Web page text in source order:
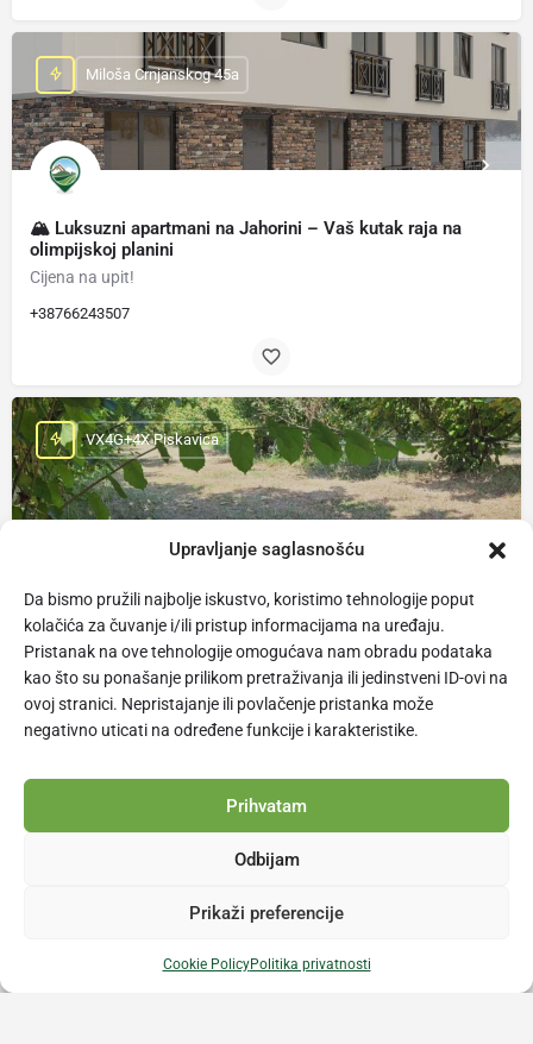
Upravljanje saglasnošću
Da bismo pružili najbolje iskustvo, koristimo tehnologije poput
kolačića za čuvanje i/ili pristup informacijama na uređaju.
Pristanak na ove tehnologije omogućava nam obradu podataka
kao što su ponašanje prilikom pretraživanja ili jedinstveni ID-ovi na
ovoj stranici. Nepristajanje ili povlačenje pristanka može
negativno uticati na određene funkcije i karakteristike.
Prihvatam
Odbijam
Prikaži preferencije
Cookie PolicyPolitika privatnosti
🏔 Luksuzni apartmani na Jahorini – Vaš kutak raja na
olimpijskoj planini
Cijena na upit!
+38766243507
Miloša Crnjanskog 45a
NA PRODAJU: PROFITABILNA PLANTAŽA LJEŠNJAKA
CIJENA: 125.000 KM
+38766642387
VX4G+4X Piskavica